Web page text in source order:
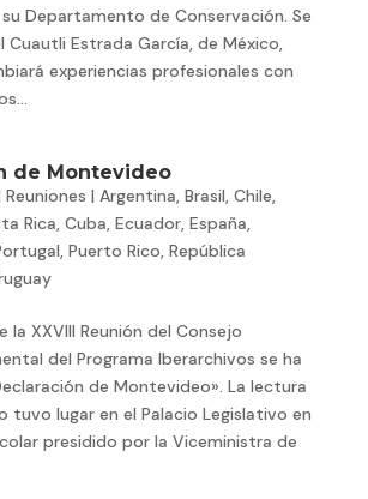
Departamento de Conservación. Se
Cuautli Estrada García, de México,
experiencias profesionales con
de Montevideo
Reuniones | Argentina, Brasil, Chile,
Rica, Cuba, Ecuador, España,
, Puerto Rico, República
XXVIII Reunión del Consejo
del Programa Iberarchivos se ha
de Montevideo». La lectura
tuvo lugar en el Palacio Legislativo en
presidido por la Viceministra de